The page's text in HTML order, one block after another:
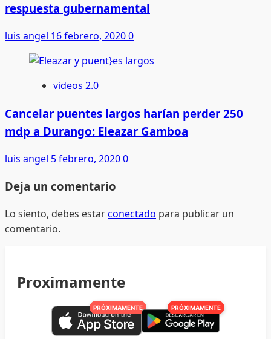
respuesta gubernamental
luis angel 16 febrero, 20200
videos 2.0
Cancelar puentes largos harían perder 250
mdp a Durango: Eleazar Gamboa
luis angel 5 febrero, 20200
Deja un comentario
Lo siento, debes estarconectado para publicar un
comentario.
Proximamente
PRÓXIMAMENTE PRÓXIMAMENTE